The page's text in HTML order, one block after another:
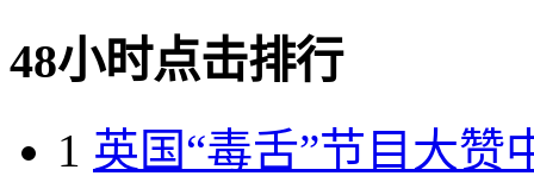
48小时点击排行
1 英国“毒舌”节目大赞